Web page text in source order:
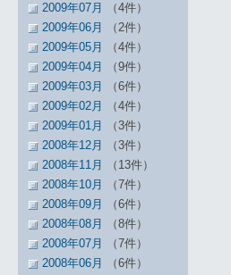
2009年07月
（4件）
2009年06月
（2件）
2009年05月
（4件）
2009年04月
（9件）
2009年03月
（6件）
2009年02月
（4件）
2009年01月
（3件）
2008年12月
（3件）
2008年11月
（13件）
2008年10月
（7件）
2008年09月
（6件）
2008年08月
（8件）
2008年07月
（7件）
2008年06月
（6件）